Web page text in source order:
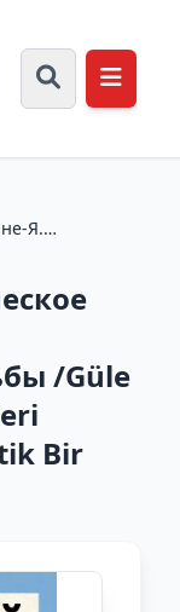
Я.
судьбы
/Güle
Bir